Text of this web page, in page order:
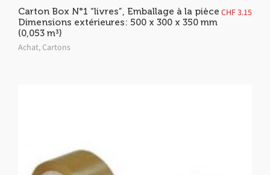
Carton Box N°1 “livres”, Emballage à la pièce
Dimensions extérieures: 500 x 300 x 350 mm
(0,053 m³)
Achat,Cartons
CHF3.15